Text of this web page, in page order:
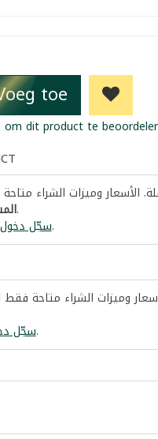
toe
om dit product te
الأسعار وميزات الشراء
.
سجّل دخول.
وميزات الشراء متاحة
سجّل.